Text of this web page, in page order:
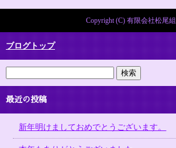
Copyright (C) 有限会社松尾組
ブログトップ
最近の投稿
新年明けましておめでとうございます。